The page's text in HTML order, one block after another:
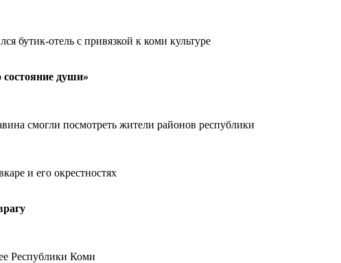
бутик-отель с привязкой к коми культуре
души»
смогли посмотреть жители районов республики
и его окрестностях
Республики Коми